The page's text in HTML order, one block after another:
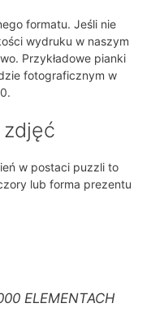
formatu. Jeśli nie
wydruku w naszym
Przykładowe pianki
fotograficznym w
zdjęć
w postaci puzzli to
lub forma prezentu
ELEMENTACH